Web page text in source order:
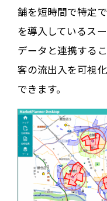
舗を短時間で特定
を導入しているス
データと連携する
客の流出入を可視
できます。